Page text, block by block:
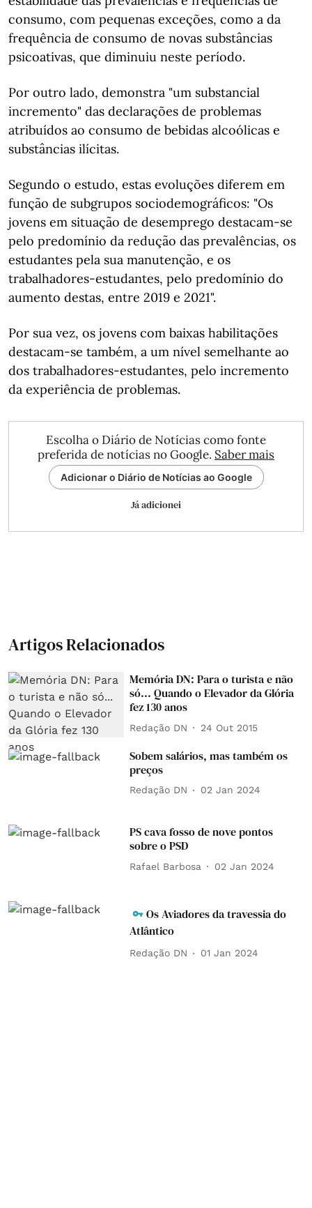
consumo, com pequenas exceções, como a da
frequência de consumo de novas substâncias
psicoativas, que diminuiu neste período.
Por outro lado, demonstra "um substancial
incremento" das declarações de problemas
atribuídos ao consumo de bebidas alcoólicas e
substâncias ilícitas.
Segundo o estudo, estas evoluções diferem em
função de subgrupos sociodemográficos: "Os
jovens em situação de desemprego destacam-se
pelo predomínio da redução das prevalências, os
estudantes pela sua manutenção, e os
trabalhadores-estudantes, pelo predomínio do
aumento destas, entre 2019 e 2021".
Por sua vez, os jovens com baixas habilitações
destacam-se também, a um nível semelhante ao
dos trabalhadores-estudantes, pelo incremento
da experiência de problemas.
Escolha o Diário de Notícias como fonte
preferida de notícias no Google. Saber mais
Adicionar o Diário de Notícias ao Google
Já adicionei
Artigos Relacionados
Memória DN: Para o turista e não
só... Quando o Elevador da Glória
fez 130 anos
Redação DN 24 Out 2015
Sobem salários, mas também os
preços
Redação DN 02 Jan 2024
PS cava fosso de nove pontos
sobre o PSD
Rafael Barbosa 02 Jan 2024
Os Aviadores da travessia do
Atlântico
Redação DN 01 Jan 2024